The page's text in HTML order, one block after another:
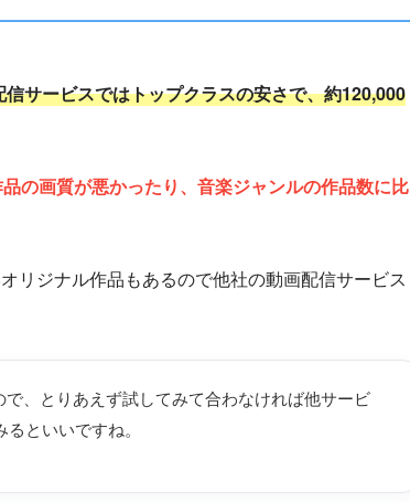
Android
Apple TV
対応レコーダー
サービスではトップクラスの安さで、約120,000
の画質が悪かったり、音楽ジャンルの作品数に比
リジナル作品もあるので他社の動画配信サービス
で、とりあえず試してみて合わなければ他サービ
といいですね。